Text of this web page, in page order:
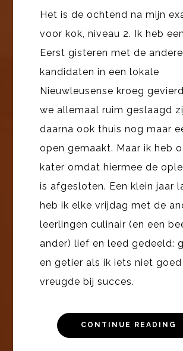
Het is de ochtend na mijn
voor kok, niveau 2. Ik heb
Eerst gisteren met de andere
kandidaten in een lokale
Nieuwleusense kroeg
we allemaal ruim geslaagd
daarna ook thuis nog maar
open gemaakt. Maar ik heb
kater omdat hiermee de
is afgesloten. Een klein jaar
heb ik elke vrijdag met de
leerlingen culinair (en een
ander) lief en leed gedeeld:
en getier als ik iets niet goed
vreugde bij succes.
CONTINUE READING